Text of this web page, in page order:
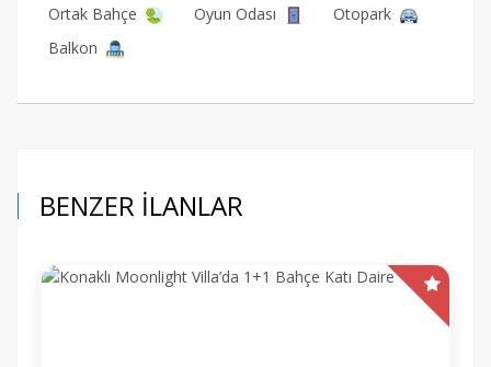
Ortak Bahçe
Oyun Odası
Otopark
Balkon
BENZER İLANLAR